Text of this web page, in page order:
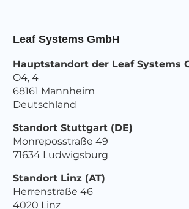
Leaf Systems GmbH
Hauptstandort der Leaf Systems
O4, 4
68161 Mannheim
Deutschland
Standort Stuttgart (DE)
Monreposstraße 49
71634 Ludwigsburg
Standort Linz (AT)
Herrenstraße 46
4020 Linz